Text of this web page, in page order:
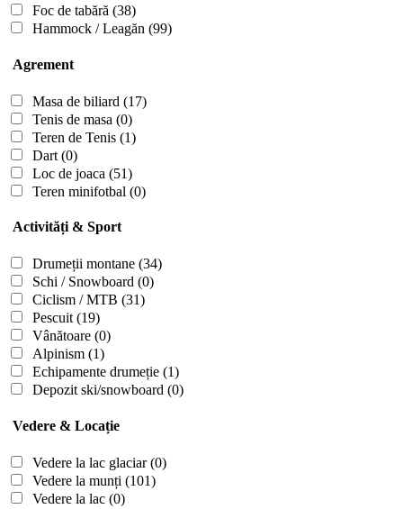
Foc de tabără (38)
Hammock / Leagăn (99)
Agrement
Masa de biliard (17)
Tenis de masa (0)
Teren de Tenis (1)
Dart (0)
Loc de joaca (51)
Teren minifotbal (0)
Activități & Sport
Drumeții montane (34)
Schi / Snowboard (0)
Ciclism / MTB (31)
Pescuit(19)
Vânătoare (0)
Alpinism (1)
Echipamente drumeție (1)
Depozit ski/snowboard (0)
Vedere & Locație
Vedere la lac glaciar(0)
Vedere la munți (101)
Vedere la lac (0)